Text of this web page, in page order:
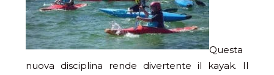
Questa
nuova disciplina rende divertente il kayak. Il